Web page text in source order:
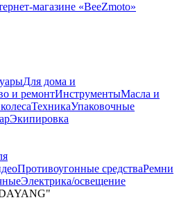
магазине «BeeZmoto»
Для дома и
и ремонтИнструментыМасла и
ТехникаУпаковочные
Экипировка
Противоугонные средстваРемни
Электрика/освещение